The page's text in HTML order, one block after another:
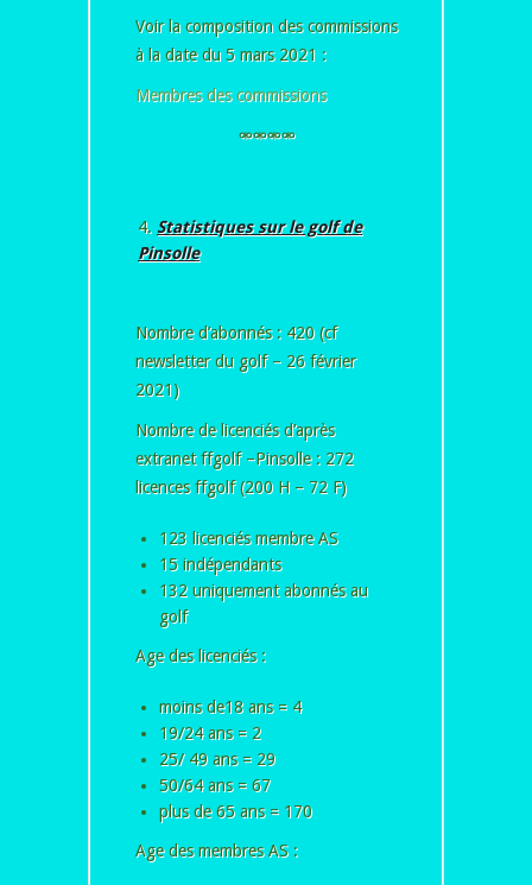
Voir la composition des commissions
à la date du 5 mars 2021 :
Membres des commissions
⚮⚮⚮⚮
Statistiques sur le golf de
Pinsolle
Nombre d’abonnés : 420 (cf
newsletter du golf – 26 février
2021)
Nombre de licenciés d’après
extranet ffgolf –Pinsolle : 272
licences ffgolf (200 H – 72 F)
123 licenciés membre AS
15 indépendants
132 uniquement abonnés au
golf
Age des licenciés :
moins de18 ans = 4
19/24 ans = 2
25/ 49 ans = 29
50/64 ans = 67
plus de 65 ans = 170
Age des membres AS :